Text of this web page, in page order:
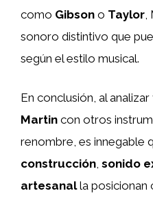
como Gibson o Taylor
sonoro distintivo que
según el estilo musical.
En conclusión, al
Martin con otros
renombre, es innegable
construcción, sonido
artesanalla posicionan